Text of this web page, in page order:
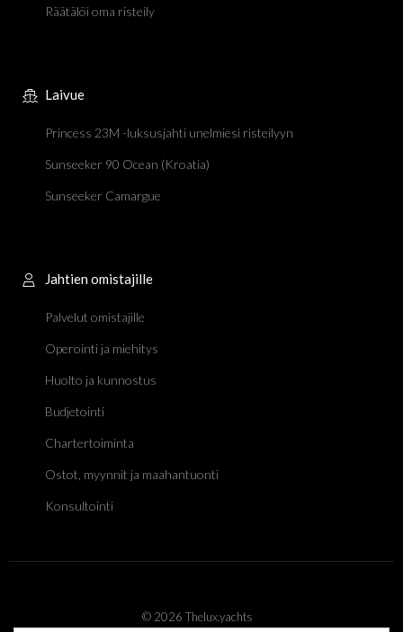
Räätälöi oma risteily
Laivue
Princess 23M -luksusjahti unelmiesi risteilyyn
Sunseeker 90 Ocean (Kroatia)
Sunseeker Camargue
Jahtien omistajille
Palvelut omistajille
Operointi ja miehitys
Huolto ja kunnostus
Budjetointi
Chartertoiminta
Ostot, myynnit ja maahantuonti
Konsultointi
© 2026 Thelux.yachts